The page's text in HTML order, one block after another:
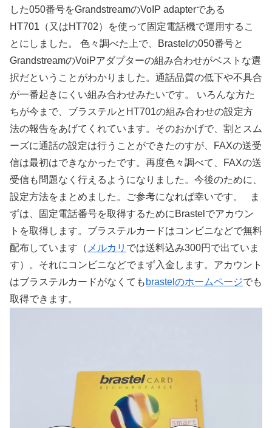
した050番号をGrandstreamのVoIP adapterである
HT701（又はHT702）を使って固定電話機で運用するこ
とにしました。 色々調べた上で、Brastelの050番号と
GrandstreamのVoiPアダプターの組み合わせがベストな選
択だということがわかりました。通話品質の低下や不具合
が一番起きにくい組み合わせみたいです。 いろんな方た
ちが今まで、ブラステルとHT701の組み合わせの設定方
法の報告をあげてくれています。そのおかげで、割とスム
ーズに通話の設定は行うことができたのすが、FAXの送受
信は最初はできなかったです。再度色々調べて、FAXの送
受信も問題なく行えるようになりました。今後のために、
設定方法をまとめました。ご参考になれば幸いです。 ま
ずは、固定電話番号を取得するためにBrastelでアカウン
トを取得します。ブラステルカードはコンビニなどで無料
配布しています（ メルカリ では送料込み300円で出ていま
す）。それにコンビニなどでまず入金します。アカウント
はブラステルカードがなくても brastelのホームページでも
取得できます。